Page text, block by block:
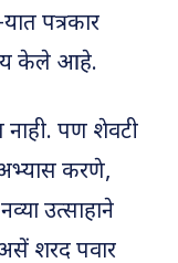
पत्रकार
केले आहे.
नाही. पण शेवटी
अभ्यास करणे,
उत्साहाने
शरद पवार